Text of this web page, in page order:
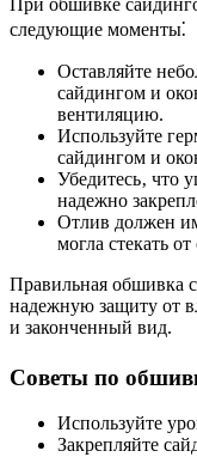
При обшивке
следующие моменты⁚
Оставляйте
сайдингом и
вентиляцию.
Используйте
сайдингом и
Убедитесь‚ что
надежно
Отлив должен
могла стекать
Правильная обшивка
надежную защиту от
и законченный вид.
Советы по
Используйте
Закрепляйте